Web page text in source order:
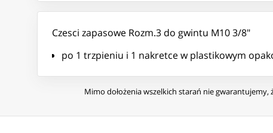
Czesci zapasowe Rozm.3 do gwintu M10 3/8"
po 1 trzpieniu i 1 nakretce w plastikowym
Mimo dołożenia wszelkich starań nie